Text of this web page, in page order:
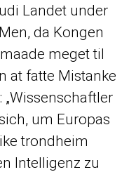
Landet under
da Kongen
meget til
at fatte Mistanke
um Europas
trondheim
Intelligenz zu